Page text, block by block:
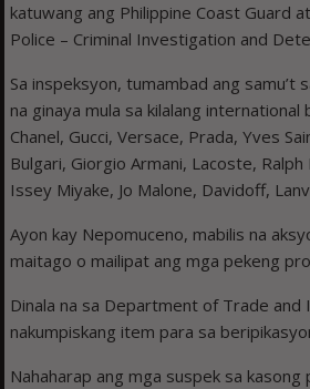
katuwang ang Philippine Coast Guard
Police – Criminal Investigation and
Sa inspeksyon, tumambad ang samu’t
na ginaya mula sa kilalang
Chanel, Gucci, Versace, Prada, Yves
Bulgari, Giorgio Armani, Lacoste, Ralph
Issey Miyake, Jo Malone, Davidoff,
Ayon kay Nepomuceno, mabilis na
maitago o mailipat ang mga pekeng
Dinala na sa Department of Trade
nakumpiskang item para sa
Nahaharap ang mga suspek sa kasong